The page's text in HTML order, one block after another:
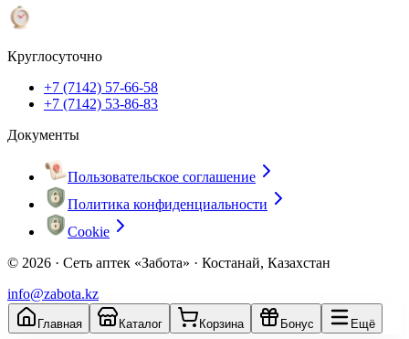
Круглосуточно
+7 (7142) 57-66-58
+7 (7142) 53-86-83
Документы
Пользовательское соглашение
Политика конфиденциальности
Cookie
© 2026 · Сеть аптек «Забота» · Костанай, Казахстан
info@zabota.kz
Главная Каталог Корзина Бонус Ещё